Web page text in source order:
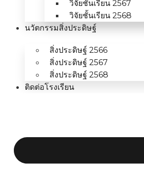
วิจัยชั้นเรียน 2567
วิจัยชั้นเรียน 2568
นวัตกรรมสิ่งประดิษฐ์
สิ่งประดิษฐ์ 2566
สิ่งประดิษฐ์ 2567
สิ่งประดิษฐ์ 2568
ติดต่อโรงเรียน